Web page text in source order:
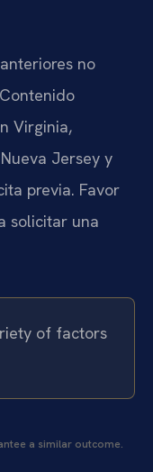
no
Virginia,
Jersey y
previa. Favor
solicitar una
of factors
a similar outcome.